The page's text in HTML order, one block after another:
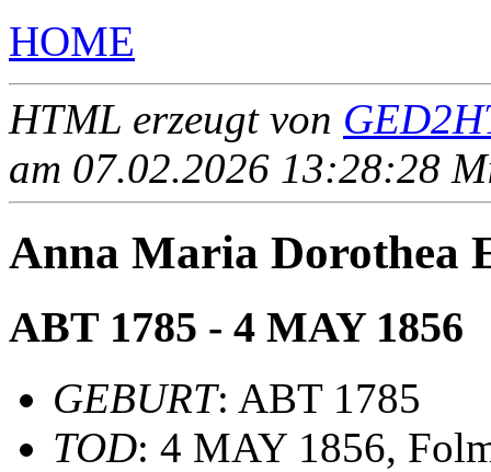
HOME
HTML erzeugt von
am 07.02.2026 13:28:28
Anna Maria Dorothea
ABT 1785 - 4 MAY 1856
GEBURT: ABT 1785
TOD: 4 MAY 1856,